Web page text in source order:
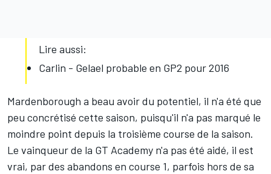
Lire aussi:
Carlin - Gelael probable en GP2 pour 2016
Mardenborough a beau avoir du potentiel, il n'a été que
peu concrétisé cette saison, puisqu'il n'a pas marqué le
moindre point depuis la troisième course de la saison.
Le vainqueur de la GT Academy n'a pas été aidé, il est
vrai, par des abandons en course 1, parfois hors de sa